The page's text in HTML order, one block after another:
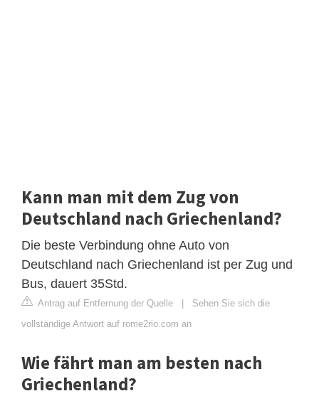
Kann man mit dem Zug von
Deutschland nach Griechenland?
Die beste Verbindung ohne Auto von
Deutschland nach Griechenland ist per Zug und
Bus, dauert 35Std.
Antrag auf Entfernung der Quelle | Sehen Sie sich die
vollständige Antwort auf rome2rio.com an
Wie fährt man am besten nach
Griechenland?